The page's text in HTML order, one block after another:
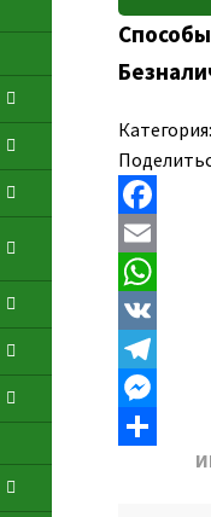
Категория:
F
a
c
e
b
o
E
m
a
W
h
a
V
K
T
eM